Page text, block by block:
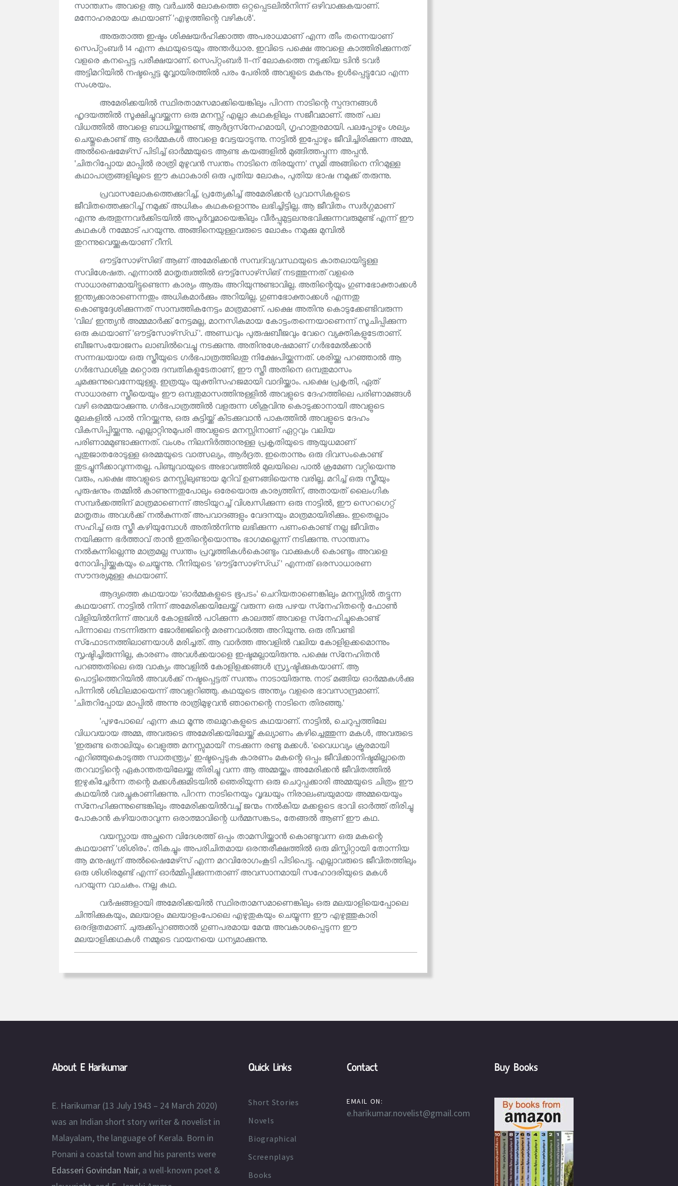
സാന്ത്വനം അവളെ ആ വർച്വൽ ലോകത്തെ ഒറ്റപ്പെടലിൽനിന്ന് ഒഴിവാക്കുകയാണ്.
മനോഹരമായ കഥയാണ് 'എഴുത്തിന്റെ വഴികൾ'.
അരുതാത്ത ഇഷ്ടം ശിക്ഷയർഹിക്കാത്ത അപരാധമാണ് എന്ന തീം തന്നെയാണ്
സെപ്റ്റംബർ 14 എന്ന കഥയുടെയും അന്തർധാര. ഇവിടെ പക്ഷെ അവളെ കാത്തിരിക്കുന്നത്
വളരെ കനപ്പെട്ട പരീക്ഷയാണ്. സെപ്റ്റംബർ 11-ന് ലോകത്തെ നടുക്കിയ ട്വിൻ ടവർ
അട്ടിമറിയിൽ നഷ്ടപ്പെട്ട മൂവ്വായിരത്തിൽ പരം പേരിൽ അവളുടെ മകനും ഉൾപ്പെട്ടുവോ എന്ന
സംശയം.
അമേരിക്കയിൽ സ്ഥിരതാമസമാക്കിയെങ്കിലും പിറന്ന നാടിന്റെ സ്പന്ദനങ്ങൾ
ഹൃദയത്തിൽ സൂക്ഷിച്ചുവയ്ക്കുന്ന ഒരു മനസ്സ് എല്ലാ കഥകളിലും സജീവമാണ്. അത് പല
വിധത്തിൽ അവളെ ബാധിയ്ക്കുന്നുണ്ട്, ആർദ്രസ്‌നേഹമായി, ഗൃഹാതുരമായി. പലപ്പോഴും ശല്യം
ചെയ്തുകൊണ്ട് ആ ഓർമ്മകൾ അവളെ വേട്ടയാടുന്നു. നാട്ടിൽ ഇപ്പോഴും ജീവിച്ചിരിക്കുന്ന അമ്മ,
അൽഷൈമേഴ്‌സ് പിടിച്ച് ഓർമ്മയുടെ ആണ്ട കയങ്ങളിൽ മുങ്ങിത്തപ്പുന്ന അപ്പൻ.
'ചിതറിപ്പോയ മാപ്പിൽ രാത്രി മുഴുവൻ സ്വന്തം നാടിനെ തിരയുന്ന' സുമി അങ്ങിനെ നിറമുള്ള
കഥാപാത്രങ്ങളിലൂടെ ഈ കഥാകാരി ഒരു പുതിയ ലോകം, പുതിയ ഭാഷ നമുക്ക് തരുന്നു.
പ്രവാസലോകത്തെക്കുറിച്ച്, പ്രത്യേകിച്ച് അമേരിക്കൻ പ്രവാസികളുടെ
ജീവിതത്തെക്കുറിച്ച് നമുക്ക് അധികം കഥകളൊന്നും ലഭിച്ചിട്ടില്ല. ആ ജീവിതം സ്വർഗ്ഗമാണ്
എന്നു കരുതുന്നവർക്കിടയിൽ അപൂർവ്വമായെങ്കിലും വീർപ്പുമുട്ടലനുഭവിക്കുന്നവരുമുണ്ട് എന്ന് ഈ
കഥകൾ നമ്മോട് പറയുന്നു. അങ്ങിനെയുള്ളവരുടെ ലോകം നമുക്കു മുമ്പിൽ
തുറന്നുവെയ്ക്കുകയാണ് റീനി.
ഔട്ട്‌സോഴ്‌സിങ് ആണ് അമേരിക്കൻ സമ്പദ്‌വ്യവസ്ഥയുടെ കാതലായിട്ടുള്ള
സവിശേഷത. എന്നാൽ മാതൃത്വത്തിൽ ഔട്ട്‌സോഴ്‌സിങ് നടത്തുന്നത് വളരെ
സാധാരണമായിട്ടുണ്ടെന്ന കാര്യം ആരും അറിയുന്നുണ്ടാവില്ല. അതിന്റെയും ഗുണഭോക്താക്കൾ
ഇന്ത്യക്കാരാണെന്നതും അധികമാർക്കും അറിയില്ല. ഗുണഭോക്താക്കൾ എന്നതു
കൊണ്ടുദ്ദേശിക്കുന്നത് സാമ്പത്തികനേട്ടം മാത്രമാണ്. പക്ഷെ അതിനു കൊടുക്കേണ്ടിവരുന്ന
'വില' ഇന്ത്യൻ അമ്മമാർക്ക് നേട്ടമല്ല, മാനസികമായ കോട്ടംതന്നെയാണെന്ന് സൂചിപ്പിക്കുന്ന
ഒരു കഥയാണ് 'ഔട്ട്‌സോഴ്‌സ്ഡ്'. അണ്ഡവും പുരുഷബീജവും വേറെ വ്യക്തികളുടേതാണ്.
ബീജസംയോജനം ലാബിൽവെച്ചു നടക്കുന്നു. അതിനുശേഷമാണ് ഗർഭമേൽക്കാൻ
സന്നദ്ധയായ ഒരു സ്ത്രീയുടെ ഗർഭപാത്രത്തിലതു നിക്ഷേപിയ്ക്കുന്നത്. ശരിയ്ക്കു പറഞ്ഞാൽ ആ
ഗർഭസ്ഥശിശു മറ്റൊരു ദമ്പതികളുടേതാണ്, ഈ സ്ത്രീ അതിനെ ഒമ്പതുമാസം
ചുമക്കുന്നുവെന്നേയുള്ളു. ഇത്രയും യുക്തിസഹജമായി വാദിയ്ക്കാം. പക്ഷെ പ്രകൃതി, ഏത്
സാധാരണ സ്ത്രീയെയും ഈ ഒമ്പതുമാസത്തിനുള്ളിൽ അവളുടെ ദേഹത്തിലെ പരിണാമങ്ങൾ
വഴി ഒരമ്മയാക്കുന്നു. ഗർഭപാത്രത്തിൽ വളരുന്ന ശിശുവിനു കൊടുക്കാനായി അവളുടെ
മുലകളിൽ പാൽ നിറയ്ക്കുന്നു, ഒരു കുട്ടിയ്ക്ക് കിടക്കുവാൻ പാകത്തിൽ അവളുടെ ദേഹം
വികസിപ്പിയ്ക്കുന്നു. എല്ലാറ്റിനുമുപരി അവളുടെ മനസ്സിനാണ് ഏറ്റവും വലിയ
പരിണാമമുണ്ടാക്കുന്നത്. വംശം നിലനിർത്താനുള്ള പ്രകൃതിയുടെ ആയുധമാണ്
പുതുജാതരോടുള്ള ഒരമ്മയുടെ വാത്സല്യം, ആർദ്രത. ഇതൊന്നും ഒരു ദിവസംകൊണ്ട്
തുടച്ചുനീക്കാവുന്നതല്ല. പിഞ്ചുവായുടെ അഭാവത്തിൽ മുലയിലെ പാൽ ക്രമേണ വറ്റിയെന്നു
വരും, പക്ഷെ അവളുടെ മനസ്സിലുണ്ടായ മുറിവ് ഉണങ്ങിയെന്നു വരില്ല. മറിച്ച് ഒരു സ്ത്രീയും
പുരുഷനും തമ്മിൽ കാണുന്നതുപോലും ഒരേയൊരു കാര്യത്തിന്, അതായത് ലൈംഗിക
സമ്പർക്കത്തിന് മാത്രമാണെന്ന് അടിയുറച്ച് വിശ്വസിക്കുന്ന ഒരു നാട്ടിൽ, ഈ സെറഗെറ്റ്
മാതൃത്വം അവൾക്ക് നൽകുന്നത് അപവാദങ്ങളും വേദനയും മാത്രമായിരിക്കും. ഇതെല്ലാം
സഹിച്ച് ഒരു സ്ത്രീ കഴിയുമ്പോൾ അതിൽനിന്നു ലഭിക്കുന്ന പണംകൊണ്ട് നല്ല ജീവിതം
നയിക്കുന്ന ഭർത്താവ് താൻ ഇതിന്റെയൊന്നും ഭാഗമല്ലെന്ന് നടിക്കുന്നു. സാന്ത്വനം
നൽകുന്നില്ലെന്നു മാത്രമല്ല സ്വന്തം പ്രവൃത്തികൾകൊണ്ടും വാക്കുകൾ കൊണ്ടും അവളെ
നോവിപ്പിയ്ക്കുകയും ചെയ്യുന്നു. റീനിയുടെ 'ഔട്ട്‌സോഴ്‌സ്ഡ്' എന്നത് ഒരസാധാരണ
സൗന്ദര്യമുള്ള കഥയാണ്.
ആദ്യത്തെ കഥയായ 'ഓർമ്മകളുടെ ഭൂപടം' ചെറിയതാണെങ്കിലും മനസ്സിൽ തട്ടുന്ന
കഥയാണ്. നാട്ടിൽ നിന്ന് അമേരിക്കയിലേയ്ക്ക് വരുന്ന ഒരു പഴയ സ്‌നേഹിതന്റെ ഫോൺ
വിളിയിൽനിന്ന് അവൾ കോളജിൽ പഠിക്കുന്ന കാലത്ത് അവളെ സ്‌നേഹിച്ചുകൊണ്ട്
പിന്നാലെ നടന്നിരുന്ന ജോർജ്ജിന്റെ മരണവാർത്ത അറിയുന്നു. ഒരു തീവണ്ടി
സ്‌ഫോടനത്തിലാണയാൾ മരിച്ചത്. ആ വാർത്ത അവളിൽ വലിയ കോളിളക്കമൊന്നും
സൃഷ്ടിച്ചിരുന്നില്ല, കാരണം അവൾക്കയാളെ ഇഷ്ടമല്ലായിരുന്നു. പക്ഷെ സ്‌നേഹിതൻ
പറഞ്ഞതിലെ ഒരു വാക്യം അവളിൽ കോളിളക്കങ്ങൾ സ്രൃഷ്ടിക്കുകയാണ്. ആ
പൊട്ടിത്തെറിയിൽ അവൾക്ക് നഷ്ടപ്പെട്ടത് സ്വന്തം നാടായിരുന്നു. നാട് മങ്ങിയ ഓർമ്മകൾക്കു
പിന്നിൽ ശിഥിലമായെന്ന് അവളറിഞ്ഞു. കഥയുടെ അന്ത്യം വളരെ ഭാവസാന്ദ്രമാണ്.
'ചിതറിപ്പോയ മാപ്പിൽ അന്നു രാത്രിമുഴുവൻ ഞാനെന്റെ നാടിനെ തിരഞ്ഞു.'
'പുഴപോലെ' എന്ന കഥ മൂന്നു തലമുറകളുടെ കഥയാണ്. നാട്ടിൽ, ചെറുപ്പത്തിലേ
വിധവയായ അമ്മ, അവരുടെ അമേരിക്കയിലേയ്ക്ക് കല്യാണം കഴിച്ചെത്തുന്ന മകൾ, അവരുടെ
'ഇരുണ്ട തൊലിയും വെളുത്ത മനസ്സുമായി' നടക്കുന്ന രണ്ടു മക്കൾ. 'വൈധവ്യം ക്രൂരമായി
എറിഞ്ഞുകൊടുത്ത സ്വാതന്ത്ര്യം' ഇഷ്ടപ്പെടുക കാരണം മകന്റെ ഒപ്പം ജീവിക്കാനിഷ്ടമില്ലാതെ
തറവാട്ടിന്റെ ഏകാന്തതയിലേയ്ക്കു തിരിച്ചു വന്ന ആ അമ്മയ്ക്കും അമേരിക്കൻ ജീവിതത്തിൽ
ഇഴുകിച്ചേർന്ന തന്റെ മക്കൾക്കുമിടയിൽ ഞെരിയുന്ന ഒരു ചെറുപ്പക്കാരി അമ്മയുടെ ചിത്രം ഈ
കഥയിൽ വരച്ചുകാണിക്കുന്നു. പിറന്ന നാടിനെയും വൃദ്ധയും നിരാലംബയുമായ അമ്മയെയും
സ്‌നേഹിക്കുന്നുണ്ടെങ്കിലും അമേരിക്കയിൽവച്ച് ജന്മം നൽകിയ മക്കളുടെ ഭാവി ഓർത്ത് തിരിച്ചു
പോകാൻ കഴിയാതാവുന്ന ഒരാത്മാവിന്റെ ധർമ്മസങ്കടം, തേങ്ങൽ ആണ് ഈ കഥ.
വയസ്സായ അച്ഛനെ വിദേശത്ത് ഒപ്പം താമസിയ്ക്കാൻ കൊണ്ടുവന്ന ഒരു മകന്റെ
കഥയാണ് 'ശിശിരം'. തികച്ചും അപരിചിതമായ ഒരന്തരീക്ഷത്തിൽ ഒരു മിസ്ഫിറ്റായി തോന്നിയ
ആ മനുഷ്യന് അൽഷൈമേഴ്‌സ് എന്ന മറവിരോഗംകൂടി പിടിപെട്ടു. എല്ലാവരുടെ ജീവിതത്തിലും
ഒരു ശിശിരമുണ്ട് എന്ന് ഓർമ്മിപ്പിക്കുന്നതാണ് അവസാനമായി സഹോദരിയുടെ മകൾ
പറയുന്ന വാചകം. നല്ല കഥ.
വർഷങ്ങളായി അമേരിക്കയിൽ സ്ഥിരതാമസമാണെങ്കിലും ഒരു മലയാളിയെപ്പോലെ
ചിന്തിക്കുകയും, മലയാളം മലയാളംപോലെ എഴുതുകയും ചെയ്യുന്ന ഈ എഴുത്തുകാരി
ഒരദ്ഭുതമാണ്. ചുരുക്കിപ്പറഞ്ഞാൽ ഗുണപരമായ മേന്മ അവകാശപ്പെടുന്ന ഈ
മലയാളിക്കഥകൾ നമ്മുടെ വായനയെ ധന്യമാക്കുന്നു.
About E Harikumar
E. Harikumar (13 July 1943 – 24 March 2020)
was an Indian short story writer & novelist in
Malayalam, the language of Kerala. Born in
Ponani a coastal town and his parents were
Edasseri Govindan Nair, a well-known poet &
Quick Links
Short Stories
Novels
Biographical
Screenplays
Books
Contact
EMAIL ON:
e.harikumar.novelist@gmail.com
Buy Books